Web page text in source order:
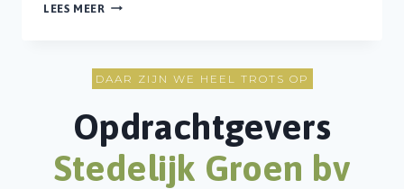
LEES MEER BOOMTECHNISCH
ZERNIKE
CAMPUS
GRONINGEN
DAAR ZIJN WE HEEL TROTS OP
Opdrachtgevers
Stedelijk Groen bv